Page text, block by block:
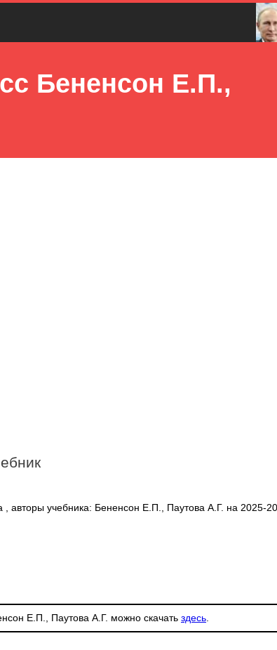
Бененсон Е.П.,
авторы учебника: Бененсон Е.П., Паутова А.Г. на 2025-
Е.П., Паутова А.Г. можно скачать здесь